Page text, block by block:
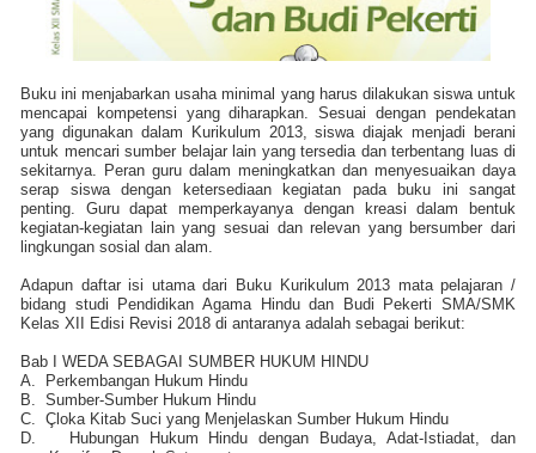
Buku ini menjabarkan usaha minimal yang harus dilakukan siswa untuk
mencapai kompetensi yang diharapkan. Sesuai dengan pendekatan
yang digunakan dalam Kurikulum 2013, siswa diajak menjadi berani
untuk mencari sumber belajar lain yang tersedia dan terbentang luas di
sekitarnya. Peran guru dalam meningkatkan dan menyesuaikan daya
serap siswa dengan ketersediaan kegiatan pada buku ini sangat
penting. Guru dapat memperkayanya dengan kreasi dalam bentuk
kegiatan-kegiatan lain yang sesuai dan relevan yang bersumber dari
lingkungan sosial dan alam.
Adapun daftar isi utama dari Buku Kurikulum 2013 mata pelajaran /
bidang studi Pendidikan Agama Hindu dan Budi Pekerti SMA/SMK
Kelas XII Edisi Revisi 2018 di antaranya adalah sebagai berikut:
Bab I WEDA SEBAGAI SUMBER HUKUM HINDU
A.
Perkembangan Hukum Hindu
B. Sumber-Sumber Hukum Hindu
C. Çloka Kitab Suci yang Menjelaskan Sumber Hukum Hindu
D.
Hubungan Hukum Hindu dengan Budaya, Adat-Istiadat, dan